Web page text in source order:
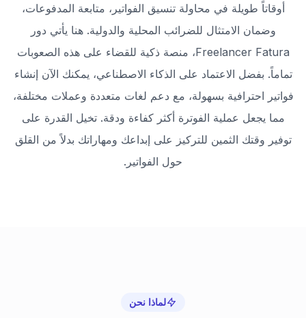
أوقاتاً طويلة في محاولة تنسيق الفواتير، متابعة المدفوعات،
وضمان الامتثال للضرائب المحلية والدولية. هنا يأتي دور
Freelancer Fatura، منصة ذكية للقضاء على هذه الصعوبات
تماماً. بفضل الاعتماد على الذكاء الاصطناعي، يمكنك الآن إنشاء
فواتير احترافية بسهولة، مع دعم لغات متعددة وعملات مختلفة،
مما يجعل عملية الفوترة أكثر كفاءة ودقة. تخيل القدرة على
توفير وقتك الثمين للتركيز على إبداعك ومهاراتك بدلاً من القلق
حول الفواتير.
لماذا نحن